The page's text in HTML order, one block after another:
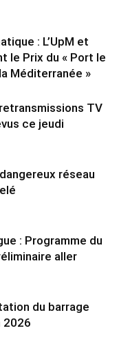
: L’UpM et
le Prix du « Port le
Méditerranée »
TV
ce jeudi
réseau
: Programme du
aller
du barrage
2026